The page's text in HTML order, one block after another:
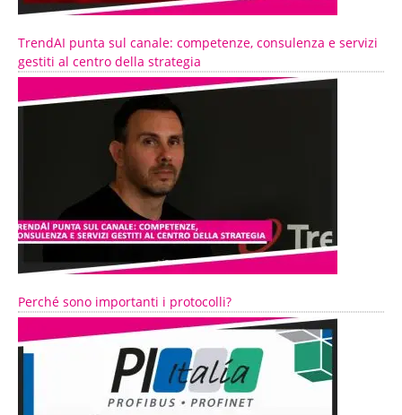
TrendAI punta sul canale: competenze, consulenza e servizi
gestiti al centro della strategia
Perché sono importanti i protocolli?